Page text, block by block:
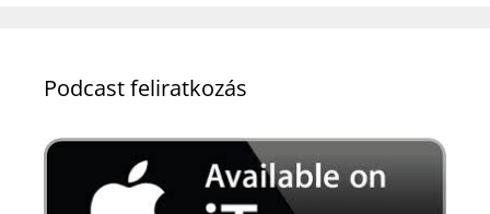
Podcast feliratkozás